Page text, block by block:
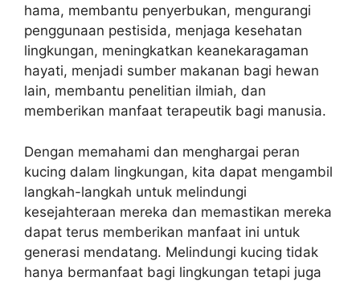
hama, membantu penyerbukan, mengurangi
penggunaan pestisida, menjaga kesehatan
lingkungan, meningkatkan keanekaragaman
hayati, menjadi sumber makanan bagi hewan
lain, membantu penelitian ilmiah, dan
memberikan manfaat terapeutik bagi manusia.
Dengan memahami dan menghargai peran
kucing dalam lingkungan, kita dapat mengambil
langkah-langkah untuk melindungi
kesejahteraan mereka dan memastikan mereka
dapat terus memberikan manfaat ini untuk
generasi mendatang. Melindungi kucing tidak
hanya bermanfaat bagi lingkungan tetapi juga